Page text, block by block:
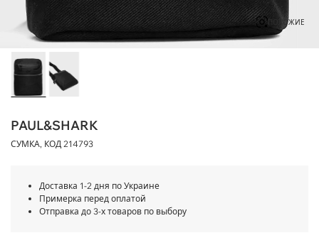
ПОХОЖИЕ
PAUL&SHARK
СУМКА, КОД 214793
Доставка 1-2 дня по Украине
Примерка перед оплатой
Отправка до 3-х товаров по выбору